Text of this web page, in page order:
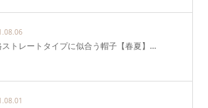
ストレートタイプに似合う帽子【春夏】…